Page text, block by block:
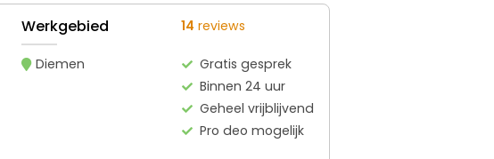
Werkgebied
Diemen
14 reviews
Gratis gesprek
Binnen 24 uur
Geheel vrijblijvend
Pro deo mogelijk